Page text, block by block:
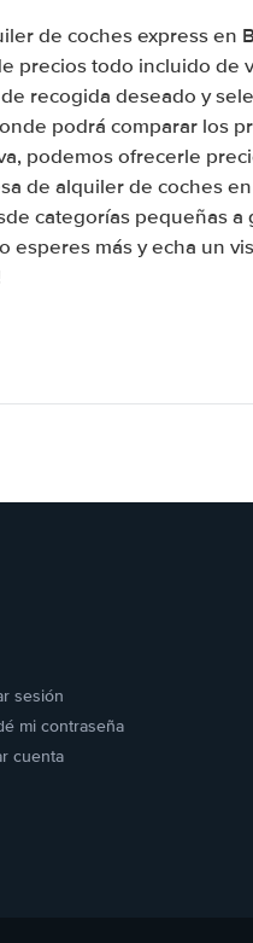
de coches express en
precios todo incluido de
recogida deseado y
podrá comparar los
podemos ofrecerle
de alquiler de coches
categorías pequeñas a
más y echa un
sesión
mi contraseña
cuenta